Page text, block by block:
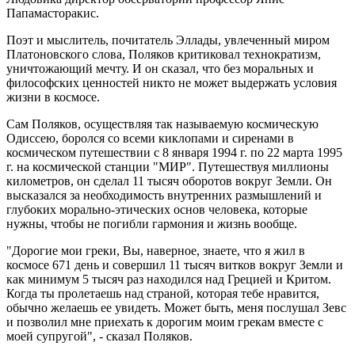
Папамасторакис.
Поэт и мыслитель, почитатель Эллады, увлеченный миром
Платоновского слова, Поляков критиковал технократизм,
уничтожающий мечту. И он сказал, что без моральных и
философских ценностей никто не может выдержать условия
жизни в космосе.
Сам Поляков, осуществляя так называемую космическую
Одиссею, боролся со всеми киклопами и сиренами в
космическом путешествии с 8 января 1994 г. по 22 марта 1995
г. на космической станции "МИР". Путешествуя миллионы
километров, он сделал 11 тысяч оборотов вокруг Земли. Он
высказался за необходимость внутренних размышлений и
глубоких морально-этических основ человека, которые
нужны, чтобы не погибли гармония и жизнь вообще.
"Дорогие мои греки, Вы, наверное, знаете, что я жил в
космосе 671 день и совершил 11 тысяч витков вокруг Земли и
как минимум 5 тысяч раз находился над Грецией и Критом.
Когда ты пролетаешь над страной, которая тебе нравится,
обычно желаешь ее увидеть. Может быть, меня послушал Зевс
и позволил мне приехать к дорогим моим грекам вместе с
моей супругой", - сказал Поляков.